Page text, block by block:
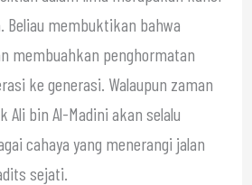
Beliau membuktikan bahwa
membuahkan penghormatan
ke generasi. Walaupun zaman
Ali bin Al-Madini akan selalu
cahaya yang menerangi jalan
sejati.